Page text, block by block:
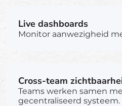
Live dashboards
Monitor aanwezigheid
Cross-team
Teams werken samen
gecentraliseerd systeem.